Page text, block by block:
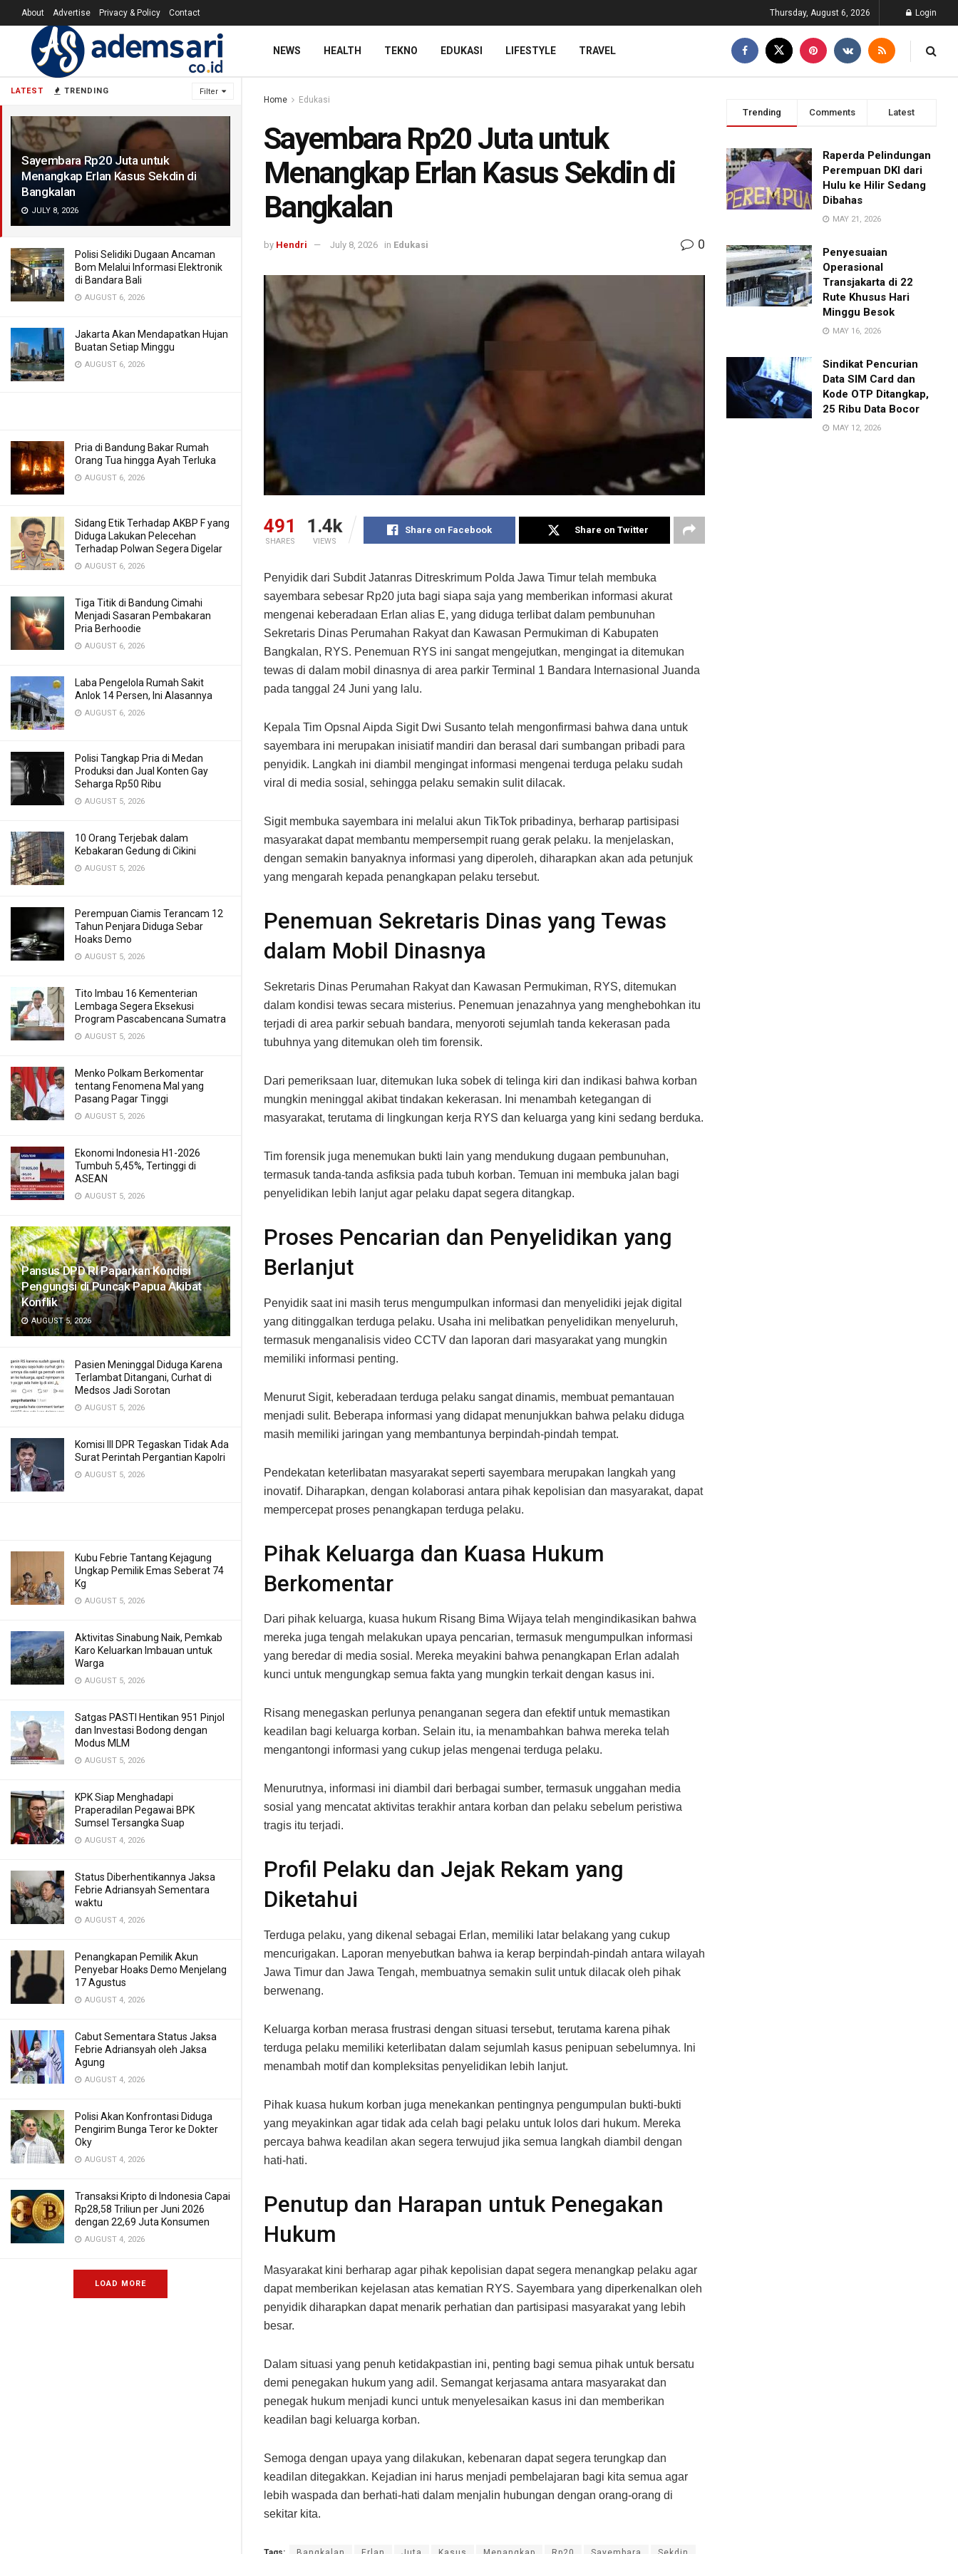
LATEST TRENDING Filter
Sayembara Rp20 Juta untuk
Menangkap Erlan Kasus Sekdin di
Bangkalan
JULY 8, 2026
Polisi Selidiki Dugaan Ancaman
Bom Melalui Informasi Elektronik
di Bandara Bali
AUGUST 6, 2026
Jakarta Akan Mendapatkan Hujan
Buatan Setiap Minggu
AUGUST 6, 2026
Pria di Bandung Bakar Rumah
Orang Tua hingga Ayah Terluka
AUGUST 6, 2026
Sidang Etik Terhadap AKBP F yang
Diduga Lakukan Pelecehan
Terhadap Polwan Segera Digelar
AUGUST 6, 2026
Tiga Titik di Bandung Cimahi
Menjadi Sasaran Pembakaran
Pria Berhoodie
AUGUST 6, 2026
Laba Pengelola Rumah Sakit
Anlok 14 Persen, Ini Alasannya
AUGUST 6, 2026
Polisi Tangkap Pria di Medan
Produksi dan Jual Konten Gay
Seharga Rp50 Ribu
AUGUST 5, 2026
10 Orang Terjebak dalam
Kebakaran Gedung di Cikini
AUGUST 5, 2026
Perempuan Ciamis Terancam 12
Tahun Penjara Diduga Sebar
Hoaks Demo
AUGUST 5, 2026
Tito Imbau 16 Kementerian
Lembaga Segera Eksekusi
Program Pascabencana Sumatra
AUGUST 5, 2026
Menko Polkam Berkomentar
tentang Fenomena Mal yang
Pasang Pagar Tinggi
AUGUST 5, 2026
Ekonomi Indonesia H1-2026
Tumbuh 5,45%, Tertinggi di
ASEAN
AUGUST 5, 2026
Pansus DPD RI Paparkan Kondisi
Pengungsi di Puncak Papua Akibat
Konflik
AUGUST 5, 2026
Pasien Meninggal Diduga Karena
Terlambat Ditangani, Curhat di
Medsos Jadi Sorotan
AUGUST 5, 2026
Komisi III DPR Tegaskan Tidak Ada
Surat Perintah Pergantian Kapolri
AUGUST 5, 2026
Kubu Febrie Tantang Kejagung
Ungkap Pemilik Emas Seberat 74
Kg
AUGUST 5, 2026
Aktivitas Sinabung Naik, Pemkab
Karo Keluarkan Imbauan untuk
Warga
AUGUST 5, 2026
Satgas PASTI Hentikan 951 Pinjol
dan Investasi Bodong dengan
Modus MLM
AUGUST 5, 2026
KPK Siap Menghadapi
Praperadilan Pegawai BPK
Sumsel Tersangka Suap
AUGUST 4, 2026
Status Diberhentikannya Jaksa
Febrie Adriansyah Sementara
waktu
AUGUST 4, 2026
Penangkapan Pemilik Akun
Penyebar Hoaks Demo Menjelang
17 Agustus
AUGUST 4, 2026
Cabut Sementara Status Jaksa
Febrie Adriansyah oleh Jaksa
Agung
AUGUST 4, 2026
Polisi Akan Konfrontasi Diduga
Pengirim Bunga Teror ke Dokter
Oky
AUGUST 4, 2026
Transaksi Kripto di Indonesia Capai
Rp28,58 Triliun per Juni 2026
dengan 22,69 Juta Konsumen
AUGUST 4, 2026
LOAD MORE
About Advertise Privacy & Policy Contact Thursday, August 6, 2026 Login
NEWS HEALTH TEKNO EDUKASI LIFESTYLE TRAVEL
Home Edukasi
Sayembara Rp20 Juta untuk
Menangkap Erlan Kasus Sekdin di
Bangkalan
by Hendri July 8, 2026 in Edukasi 0
491
SHARES
1.4k
VIEWS
Share on Facebook Share on Twitter
Penyidik dari Subdit Jatanras Ditreskrimum Polda Jawa Timur telah membuka
sayembara sebesar Rp20 juta bagi siapa saja yang memberikan informasi akurat
mengenai keberadaan Erlan alias E, yang diduga terlibat dalam pembunuhan
Sekretaris Dinas Perumahan Rakyat dan Kawasan Permukiman di Kabupaten
Bangkalan, RYS. Penemuan RYS ini sangat mengejutkan, mengingat ia ditemukan
tewas di dalam mobil dinasnya di area parkir Terminal 1 Bandara Internasional Juanda
pada tanggal 24 Juni yang lalu.
Kepala Tim Opsnal Aipda Sigit Dwi Susanto telah mengonfirmasi bahwa dana untuk
sayembara ini merupakan inisiatif mandiri dan berasal dari sumbangan pribadi para
penyidik. Langkah ini diambil mengingat informasi mengenai terduga pelaku sudah
viral di media sosial, sehingga pelaku semakin sulit dilacak.
Sigit membuka sayembara ini melalui akun TikTok pribadinya, berharap partisipasi
masyarakat dapat membantu mempersempit ruang gerak pelaku. Ia menjelaskan,
dengan semakin banyaknya informasi yang diperoleh, diharapkan akan ada petunjuk
yang mengarah kepada penangkapan pelaku tersebut.
Penemuan Sekretaris Dinas yang Tewas
dalam Mobil Dinasnya
Sekretaris Dinas Perumahan Rakyat dan Kawasan Permukiman, RYS, ditemukan
dalam kondisi tewas secara misterius. Penemuan jenazahnya yang menghebohkan itu
terjadi di area parkir sebuah bandara, menyoroti sejumlah tanda kekerasan pada
tubuhnya yang ditemukan oleh tim forensik.
Dari pemeriksaan luar, ditemukan luka sobek di telinga kiri dan indikasi bahwa korban
mungkin meninggal akibat tindakan kekerasan. Ini menambah ketegangan di
masyarakat, terutama di lingkungan kerja RYS dan keluarga yang kini sedang berduka.
Tim forensik juga menemukan bukti lain yang mendukung dugaan pembunuhan,
termasuk tanda-tanda asfiksia pada tubuh korban. Temuan ini membuka jalan bagi
penyelidikan lebih lanjut agar pelaku dapat segera ditangkap.
Proses Pencarian dan Penyelidikan yang
Berlanjut
Penyidik saat ini masih terus mengumpulkan informasi dan menyelidiki jejak digital
yang ditinggalkan terduga pelaku. Usaha ini melibatkan penyelidikan menyeluruh,
termasuk menganalisis video CCTV dan laporan dari masyarakat yang mungkin
memiliki informasi penting.
Menurut Sigit, keberadaan terduga pelaku sangat dinamis, membuat pemantauan
menjadi sulit. Beberapa informasi yang didapat menunjukkan bahwa pelaku diduga
masih memiliki jaringan yang membantunya berpindah-pindah tempat.
Pendekatan keterlibatan masyarakat seperti sayembara merupakan langkah yang
inovatif. Diharapkan, dengan kolaborasi antara pihak kepolisian dan masyarakat, dapat
mempercepat proses penangkapan terduga pelaku.
Pihak Keluarga dan Kuasa Hukum
Berkomentar
Dari pihak keluarga, kuasa hukum Risang Bima Wijaya telah mengindikasikan bahwa
mereka juga tengah melakukan upaya pencarian, termasuk mengumpulkan informasi
yang beredar di media sosial. Mereka meyakini bahwa penangkapan Erlan adalah
kunci untuk mengungkap semua fakta yang mungkin terkait dengan kasus ini.
Risang menegaskan perlunya penanganan segera dan efektif untuk memastikan
keadilan bagi keluarga korban. Selain itu, ia menambahkan bahwa mereka telah
mengantongi informasi yang cukup jelas mengenai terduga pelaku.
Menurutnya, informasi ini diambil dari berbagai sumber, termasuk unggahan media
sosial yang mencatat aktivitas terakhir antara korban dan pelaku sebelum peristiwa
tragis itu terjadi.
Profil Pelaku dan Jejak Rekam yang
Diketahui
Terduga pelaku, yang dikenal sebagai Erlan, memiliki latar belakang yang cukup
mencurigakan. Laporan menyebutkan bahwa ia kerap berpindah-pindah antara wilayah
Jawa Timur dan Jawa Tengah, membuatnya semakin sulit untuk dilacak oleh pihak
berwenang.
Keluarga korban merasa frustrasi dengan situasi tersebut, terutama karena pihak
terduga pelaku memiliki keterlibatan dalam sejumlah kasus penipuan sebelumnya. Ini
menambah motif dan kompleksitas penyelidikan lebih lanjut.
Pihak kuasa hukum korban juga menekankan pentingnya pengumpulan bukti-bukti
yang meyakinkan agar tidak ada celah bagi pelaku untuk lolos dari hukum. Mereka
percaya bahwa keadilan akan segera terwujud jika semua langkah diambil dengan
hati-hati.
Penutup dan Harapan untuk Penegakan
Hukum
Masyarakat kini berharap agar pihak kepolisian dapat segera menangkap pelaku agar
dapat memberikan kejelasan atas kematian RYS. Sayembara yang diperkenalkan oleh
penyidik diharapkan dapat menarik perhatian dan partisipasi masyarakat yang lebih
besar.
Dalam situasi yang penuh ketidakpastian ini, penting bagi semua pihak untuk bersatu
demi penegakan hukum yang adil. Semangat kerjasama antara masyarakat dan
penegak hukum menjadi kunci untuk menyelesaikan kasus ini dan memberikan
keadilan bagi keluarga korban.
Semoga dengan upaya yang dilakukan, kebenaran dapat segera terungkap dan
keadilan ditegakkan. Kejadian ini harus menjadi pembelajaran bagi kita semua agar
lebih waspada dan berhati-hati dalam menjalin hubungan dengan orang-orang di
sekitar kita.
Trending Comments Latest
Raperda Pelindungan
Perempuan DKI dari
Hulu ke Hilir Sedang
Dibahas
MAY 21, 2026
Penyesuaian
Operasional
Transjakarta di 22
Rute Khusus Hari
Minggu Besok
MAY 16, 2026
Sindikat Pencurian
Data SIM Card dan
Kode OTP Ditangkap,
25 Ribu Data Bocor
MAY 12, 2026